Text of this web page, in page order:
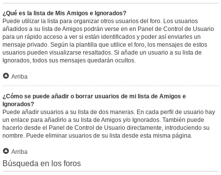
¿Qué es la lista de Mis Amigos e Ignorados?
Puede utilizar la lista para organizar otros usuarios del foro. Los usuarios
añadidos a su lista de Amigos podrán verse en en Panel de Control de Usuario
para un rápido acceso a ver si están identificados y poder así enviarles un
mensaje privado. Según la plantilla que utilice el foro, los mensajes de estos
usuarios pueden visualizarse resaltados. Si añade un usuario a su lista de
Ignorados, todos sus mensajes quedarán ocultos.
Arriba
¿Cómo se puede añadir o borrar usuarios de mi lista de Amigos e
Ignorados?
Puede añadir usuarios a su lista de dos maneras. En cada perfil de usuario hay
un enlace para añadirlo a su lista de Amigos y/o Ignorados. También puede
hacerlo desde el Panel de Control de Usuario directamente, introduciendo su
nombre. Puede eliminar usuarios de su lista desde esta misma página.
Arriba
Búsqueda en los foros